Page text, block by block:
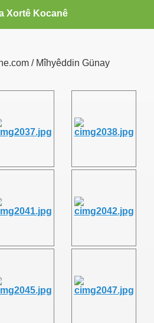
Xortê Kocanê
/ Mîhyêddin Günay